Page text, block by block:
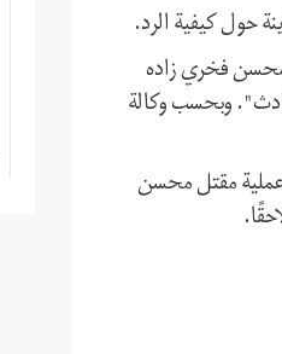
حول كيفية الرد.
محسن فخري زاده
وبحسب وكالة
عملية مقتل محسن